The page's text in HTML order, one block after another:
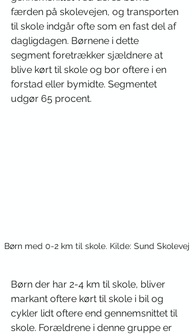
færden på skolevejen, og transporten
til skole indgår ofte som en fast del af
dagligdagen. Børnene i dette
segment foretrækker sjældnere at
blive kørt til skole og bor oftere i en
forstad eller bymidte. Segmentet
udgør 65 procent.
Børn med 0-2 km til skole. Kilde: Sund Skolevej
Børn der har 2-4 km til skole, bliver
markant oftere kørt til skole i bil og
cykler lidt oftere end gennemsnittet til
skole. Forældrene i denne gruppe er